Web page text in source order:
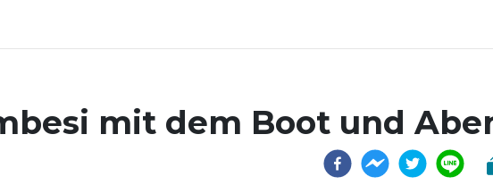
mit dem Boot und